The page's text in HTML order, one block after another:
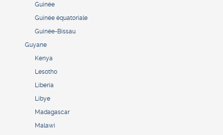
Guinée
Guinée équatoriale
Guinée-Bissau
Guyane
Kenya
Lesotho
Liberia
Libye
Madagascar
Malawi